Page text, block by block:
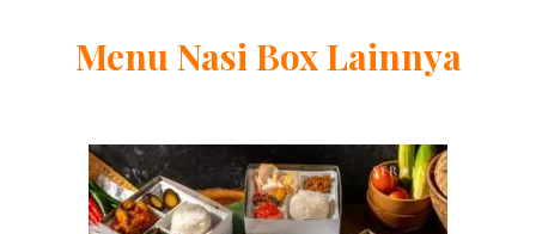
Menu Nasi BoxLainnya